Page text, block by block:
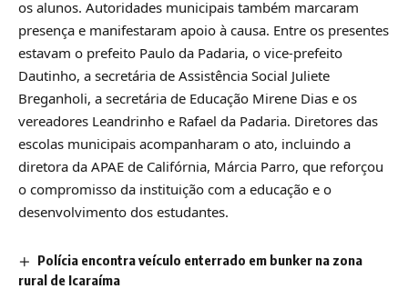
os alunos. Autoridades municipais também marcaram
presença e manifestaram apoio à causa. Entre os presentes
estavam o prefeito Paulo da Padaria, o vice-prefeito
Dautinho, a secretária de Assistência Social Juliete
Breganholi, a secretária de Educação Mirene Dias e os
vereadores Leandrinho e Rafael da Padaria. Diretores das
escolas municipais acompanharam o ato, incluindo a
diretora da APAE de Califórnia, Márcia Parro, que reforçou
o compromisso da instituição com a educação e o
desenvolvimento dos estudantes.
Polícia encontra veículo enterrado em bunker na zona
rural de Icaraíma